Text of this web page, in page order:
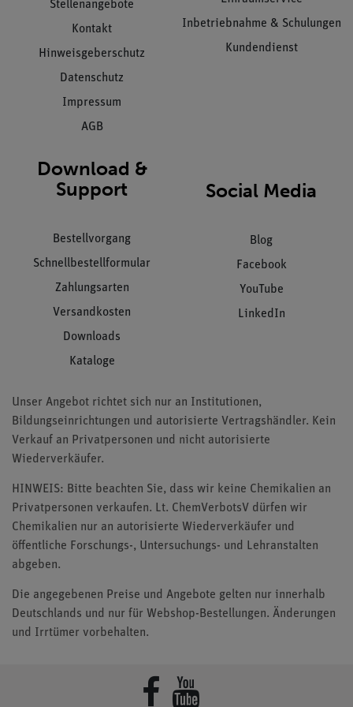
Stellenangebote
Kontakt
Hinweisgeberschutz
Datenschutz
Impressum
AGB
Inbetriebnahme & Schulungen
Kundendienst
Download &
Support
Bestellvorgang
Schnellbestellformular
Zahlungsarten
Versandkosten
Downloads
Kataloge
Social Media
Blog
Facebook
YouTube
LinkedIn
Unser Angebot richtet sich nur an Institutionen,
Bildungseinrichtungen und autorisierte Vertragshändler. Kein
Verkauf an Privatpersonen und nicht autorisierte
Wiederverkäufer.
HINWEIS: Bitte beachten Sie, dass wir keine Chemikalien an
Privatpersonen verkaufen. Lt. ChemVerbotsV dürfen wir
Chemikalien nur an autorisierte Wiederverkäufer und
öffentliche Forschungs-, Untersuchungs- und Lehranstalten
abgeben.
Die angegebenen Preise und Angebote gelten nur innerhalb
Deutschlands und nur für Webshop-Bestellungen. Änderungen
und Irrtümer vorbehalten.